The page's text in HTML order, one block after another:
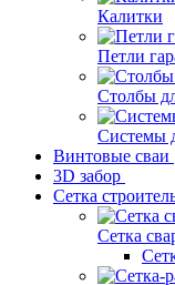
Калитки
Петли
Столбы
Системы
Винтовые сваи
3D забор
Сетка
Сетка